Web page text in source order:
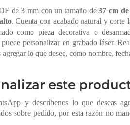
de 3 mm con un tamaño de37 cm
. Cuenta con acabado natural y corte
como pieza decorativa o
personalizar en grabado láser.
lo que desee, como nombre,
este
y descríbenos lo que deseas
sobre pedido, por esta razón no